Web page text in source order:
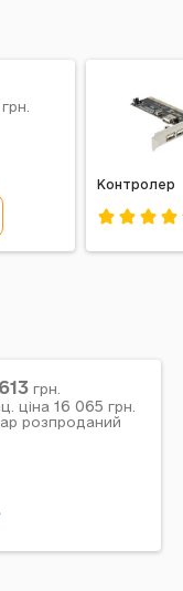
грн.
Контролер
грн.
ціна 16 065 грн.
розпроданий